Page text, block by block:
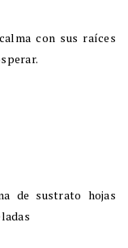
con sus raíces
de sustrato hojas